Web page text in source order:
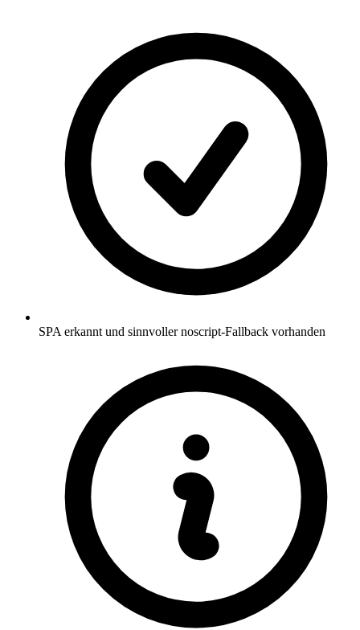
SPA erkannt und sinnvoller noscript-Fallback vorhanden